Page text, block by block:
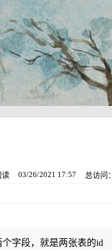
读 03/26/2021 17:57 总访问：
字段，就是两张表的id